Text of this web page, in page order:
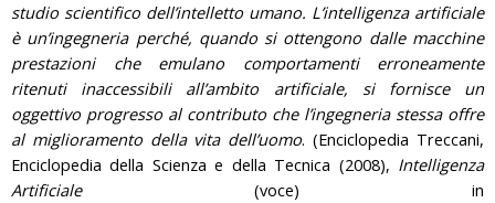
studio scientifico dell’intelletto umano. L’intelligenza artificiale
è un’ingegneria perché, quando si ottengono dalle macchine
prestazioni che emulano comportamenti erroneamente
ritenuti inaccessibili all’ambito artificiale, si fornisce un
oggettivo progresso al contributo che l’ingegneria stessa offre
al miglioramento della vita dell’uomo. (Enciclopedia Treccani,
Enciclopedia della Scienza e della Tecnica (2008), Intelligenza
Artificiale(voce) in